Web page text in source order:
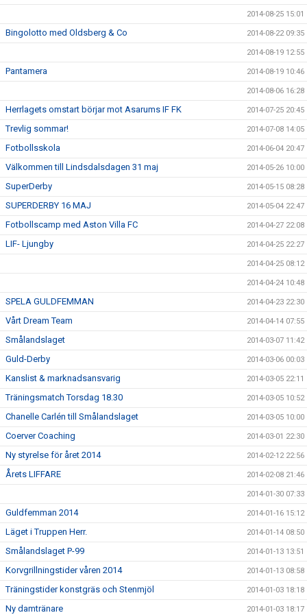
2014-08-25 15:01
Bingolotto med Oldsberg & Co 2014-08-22 09:35
2014-08-19 12:55
Pantamera 2014-08-19 10:46
2014-08-06 16:28
Herrlagets omstart börjar mot Asarums IF FK 2014-07-25 20:45
Trevlig sommar! 2014-07-08 14:05
Fotbollsskola 2014-06-04 20:47
Välkommen till Lindsdalsdagen 31 maj 2014-05-26 10:00
SuperDerby 2014-05-15 08:28
SUPERDERBY 16 MAJ 2014-05-04 22:47
Fotbollscamp med Aston Villa FC 2014-04-27 22:08
LIF- Ljungby 2014-04-25 22:27
2014-04-25 08:12
2014-04-24 10:48
SPELA GULDFEMMAN 2014-04-23 22:30
Vårt Dream Team 2014-04-14 07:55
Smålandslaget 2014-03-07 11:42
Guld-Derby 2014-03-06 00:03
Kanslist & marknadsansvarig 2014-03-05 22:11
Träningsmatch Torsdag 18.30 2014-03-05 10:52
Chanelle Carlén till Smålandslaget 2014-03-05 10:00
Coerver Coaching 2014-03-01 22:30
Ny styrelse för året 2014 2014-02-12 22:56
Årets LIFFARE 2014-02-08 21:46
2014-01-30 07:33
Guldfemman 2014 2014-01-16 15:12
Läget i Truppen Herr. 2014-01-14 08:50
Smålandslaget P-99 2014-01-13 13:51
Korvgrillningstider våren 2014 2014-01-13 08:58
Träningstider konstgräs och Stenmjöl 2014-01-03 18:18
Ny damtränare 2014-01-03 18:17